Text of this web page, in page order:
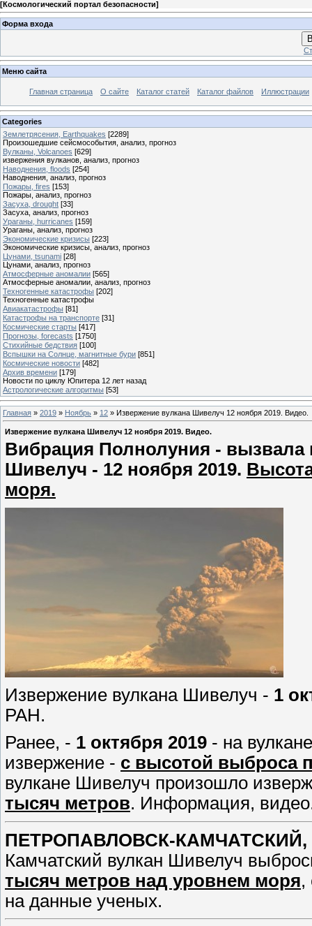
[Космологический портал безопасности]
Форма входа
Меню сайта
Главная страница О сайте Каталог статей Каталог файлов Иллюстрации
Categories
Землетрясения, Earthquakes [2289]
Произошедшие сейсмособытия, анализ, прогноз
Вулканы, Volcanoes [629]
извержения вулканов, анализ, прогноз
Наводнения, floods [254]
Наводнения, анализ, прогноз
Пожары, fires [153]
Пожары, анализ, прогноз
Засуха, drought [33]
Засуха, анализ, прогноз
Ураганы, hurricanes [159]
Ураганы, анализ, прогноз
Экономические кризисы [223]
Экономические кризисы, анализ, прогноз
Цунами, tsunami [28]
Цунами, анализ, прогноз
Атмосферные аномалии [565]
Атмосферные аномалии, анализ, прогноз
Техногенные катастрофы [202]
Техногенные катастрофы
Авиакатастрофы [81]
Катастрофы на транспорте [31]
Космические старты [417]
Прогнозы, forecasts [1750]
Стихийные бедствия [100]
Вспышки на Солнце, магнитные бури [851]
Космические новости [482]
Архив времени [179]
Новости по циклу Юпитера 12 лет назад
Астрологические алгоритмы [53]
Главная » 2019 » Ноябрь » 12 » Извержение вулкана Шивелуч 12 ноября 2019. Видео.
Извержение вулкана Шивелуч 12 ноября 2019. Видео.
Вибрация Полнолуния - вызвала
Шивелуч - 12 ноября 2019.
моря.
Извержение вулкана Шивелуч - 1
РАН.
Ранее, - 1 октября 2019 - на
извержение - с высотой выброса
вулкане Шивелуч произошло
тысяч метров. Информация,
ПЕТРОПАВЛОВСК-КАМЧАТСКИЙ,
Камчатский вулкан Шивелуч
тысяч метров над уровнем моря,
на данные ученых.